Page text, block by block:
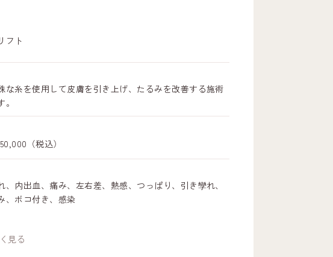
フト
な糸を使用して皮膚を引き上げ、たるみを改善する施術
。
（税込）
、内出血、痛み、左右差、熱感、つっぱり、引き孿れ、
、ボコ付き、感染
見る